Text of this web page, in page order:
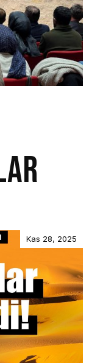
Kas 28, 2025